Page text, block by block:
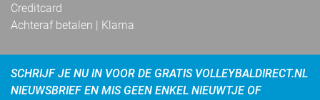
Creditcard
Achteraf betalen | Klarna
SCHRIJF JE NU IN VOOR DE GRATIS VOLLEYBALDIRECT.NL
NIEUWSBRIEF EN MIS GEEN ENKEL NIEUWTJE OF